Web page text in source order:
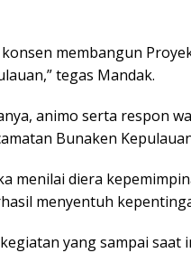
membangun
tegas Mandak.
animo serta respon
Bunaken
menilai diera
menyentuh
yang sampai